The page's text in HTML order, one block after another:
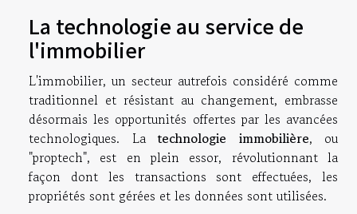
La technologie au service de
l'immobilier
L'immobilier, un secteur autrefois considéré comme
traditionnel et résistant au changement, embrasse
désormais les opportunités offertes par les avancées
technologiques. Latechnologie immobilière, ou
"proptech", est en plein essor, révolutionnant la
façon dont les transactions sont effectuées, les
propriétés sont gérées et les données sont utilisées.